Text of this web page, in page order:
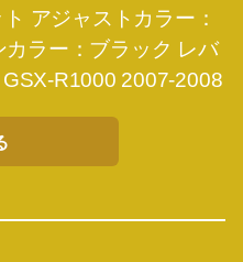
アジャストカラー：
ラー：ブラック レバ
R1000 2007-2008